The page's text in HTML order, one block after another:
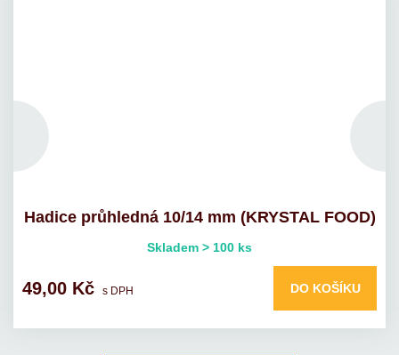
Hadice průhledná 10/14 mm (KRYSTAL FOOD)
Skladem > 100 ks
49,00 Kč s DPH DO KOŠÍKU